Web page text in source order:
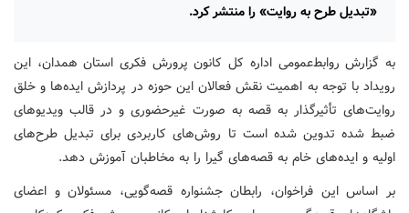
«تبدیل طرح به روایت» را منتشر کرد.
به گزارش روابط‌عمومی اداره کل کانون پرورش فکری استان همدان، این
رویداد با توجه به اهمیت نقش فعالان این حوزه در پردازش ایده‌ها و خلق
روایت‌های تأثیرگذار به قصه به صورت غیرحضوری و در قالب ویدیوهای
ضبط‌ شده تدوین شده است تا روش‌های کاربردی برای تبدیل طرح‌های
اولیه و ایده‌های خام به قصه‌های گیرا را به مخاطبان آموزش دهد.
بر اساس این فراخوان، رابطان جشنواره قصه‌گویی، مسئولان و اعضای